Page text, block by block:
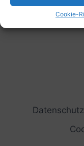
Cookie-
Datenschutz